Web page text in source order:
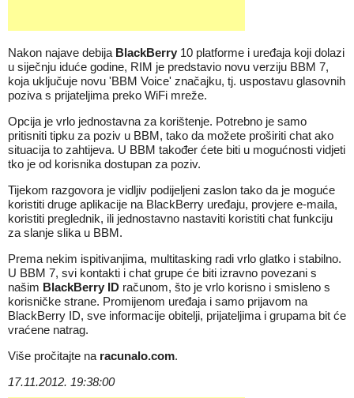
Nakon najave debija BlackBerry 10 platforme i uređaja koji dolazi
u siječnju iduće godine, RIM je predstavio novu verziju BBM 7,
koja uključuje novu 'BBM Voice' značajku, tj. uspostavu glasovnih
poziva s prijateljima preko WiFi mreže.
Opcija je vrlo jednostavna za korištenje. Potrebno je samo
pritisniti tipku za poziv u BBM, tako da možete proširiti chat ako
situacija to zahtijeva. U BBM također ćete biti u mogućnosti vidjeti
tko je od korisnika dostupan za poziv.
Tijekom razgovora je vidljiv podijeljeni zaslon tako da je moguće
koristiti druge aplikacije na BlackBerry uređaju, provjere e-maila,
koristiti preglednik, ili jednostavno nastaviti koristiti chat funkciju
za slanje slika u BBM.
Prema nekim ispitivanjima, multitasking radi vrlo glatko i stabilno.
U BBM 7, svi kontakti i chat grupe će biti izravno povezani s
našim BlackBerry ID računom, što je vrlo korisno i smisleno s
korisničke strane. Promijenom uređaja i samo prijavom na
BlackBerry ID, sve informacije obitelji, prijateljima i grupama bit će
vraćene natrag.
Više pročitajte na racunalo.com.
17.11.2012. 19:38:00